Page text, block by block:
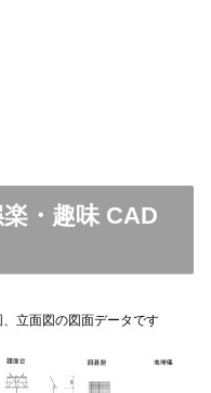
・趣味 CAD
立面図の図面データです